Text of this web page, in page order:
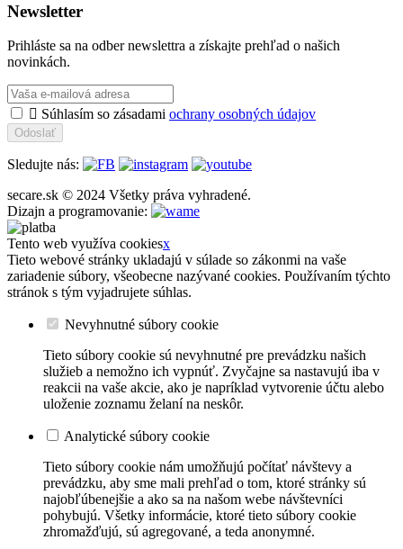
Newsletter
Prihláste sa na odber newslettra a získajte prehľad o našich
novinkách.
 Súhlasím so zásadami ochrany osobných údajov
Odoslať
Sledujte nás:
secare.sk © 2024 Všetky práva vyhradené.
Dizajn a programovanie:
Tento web využíva cookiesx
Tieto webové stránky ukladajú v súlade so zákonmi na vaše
zariadenie súbory, všeobecne nazývané cookies. Používaním týchto
stránok s tým vyjadrujete súhlas.
Nevyhnutné súbory cookie
Tieto súbory cookie sú nevyhnutné pre prevádzku našich
služieb a nemožno ich vypnúť. Zvyčajne sa nastavujú iba v
reakcii na vaše akcie, ako je napríklad vytvorenie účtu alebo
uloženie zoznamu želaní na neskôr.
Analytické súbory cookie
Tieto súbory cookie nám umožňujú počítať návštevy a
prevádzku, aby sme mali prehľad o tom, ktoré stránky sú
najobľúbenejšie a ako sa na našom webe návštevníci
pohybujú. Všetky informácie, ktoré tieto súbory cookie
zhromažďujú, sú agregované, a teda anonymné.